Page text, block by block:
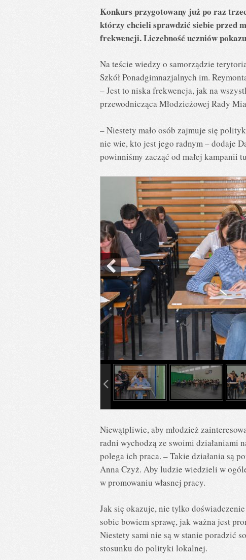
Konkurs przygotowany już po raz
którzy chcieli sprawdzić siebie przed
frekwencji. Liczebność uczniów
Na teście wiedzy o samorządzie
Szkół Ponadgimnazjalnych im.
– Jest to niska frekwencja, jak na
przewodnicząca Młodzieżowej Rady
– Niestety mało osób zajmuje się
nie wie, kto jest jego radnym – dodaje
powinniśmy zacząć od małej kampanii
info heading
info content
Niewątpliwie, aby młodzież
radni wychodzą ze swoimi działaniami
polega ich praca. – Takie działania są
Anna Czyż. Aby ludzie wiedzieli w
w promowaniu własnej pracy.
Jak się okazuje, nie tylko
sobie bowiem sprawę, jak ważna jest
Niestety sami nie są w stanie poradzić
stosunku do polityki lokalnej.